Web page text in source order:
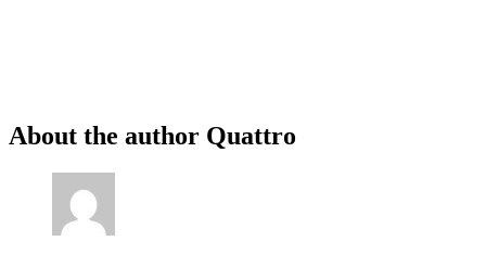
About the author Quattro